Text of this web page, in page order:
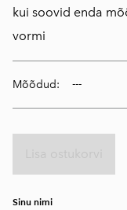
kui soovid enda
vormi
Mõõdud:
Sinu nimi